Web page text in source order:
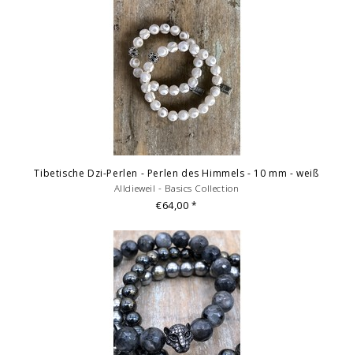
Tibetische Dzi-Perlen - Perlen des Himmels - 10 mm - weiß
Alldieweil - Basics Collection
€64,00*